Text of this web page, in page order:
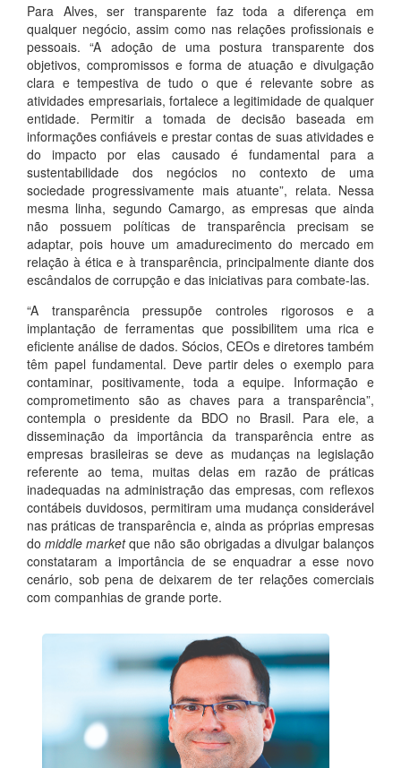
Para Alves, ser transparente faz toda a diferença em
qualquer negócio, assim como nas relações profissionais e
pessoais. “A adoção de uma postura transparente dos
objetivos, compromissos e forma de atuação e divulgação
clara e tempestiva de tudo o que é relevante sobre as
atividades empresariais, fortalece a legitimidade de qualquer
entidade. Permitir a tomada de decisão baseada em
informações confiáveis e prestar contas de suas atividades e
do impacto por elas causado é fundamental para a
sustentabilidade dos negócios no contexto de uma
sociedade progressivamente mais atuante”, relata. Nessa
mesma linha, segundo Camargo, as empresas que ainda
não possuem políticas de transparência precisam se
adaptar, pois houve um amadurecimento do mercado em
relação à ética e à transparência, principalmente diante dos
escândalos de corrupção e das iniciativas para combate-las.
“A transparência pressupõe controles rigorosos e a
implantação de ferramentas que possibilitem uma rica e
eficiente análise de dados. Sócios, CEOs e diretores também
têm papel fundamental. Deve partir deles o exemplo para
contaminar, positivamente, toda a equipe. Informação e
comprometimento são as chaves para a transparência”,
contempla o presidente da BDO no Brasil. Para ele, a
disseminação da importância da transparência entre as
empresas brasileiras se deve as mudanças na legislação
referente ao tema, muitas delas em razão de práticas
inadequadas na administração das empresas, com reflexos
contábeis duvidosos, permitiram uma mudança considerável
nas práticas de transparência e, ainda as próprias empresas
domiddle marketque não são obrigadas a divulgar balanços
constataram a importância de se enquadrar a esse novo
cenário, sob pena de deixarem de ter relações comerciais
com companhias de grande porte.